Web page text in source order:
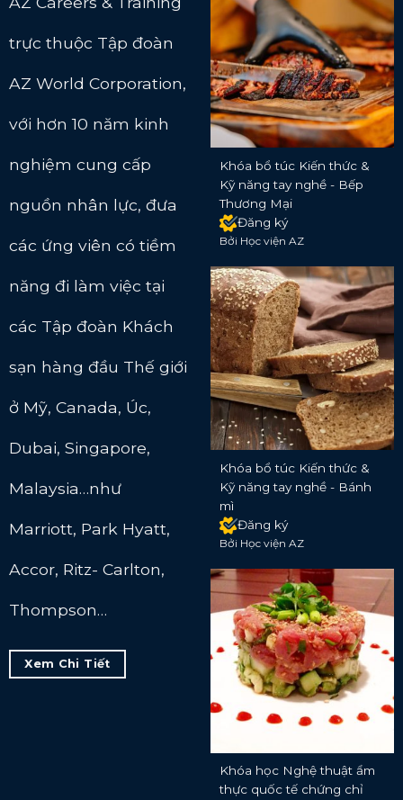
trực thuộc Tập đoàn
AZ World Corporation,
với hơn 10 năm kinh
nghiệm cung cấp
nguồn nhân lực, đưa
các ứng viên có tiềm
năng đi làm việc tại
các Tập đoàn Khách
sạn hàng đầu Thế giới
ở Mỹ, Canada, Úc,
Dubai, Singapore,
Malaysia…như
Marriott, Park Hyatt,
Accor, Ritz- Carlton,
Thompson…
Xem Chi Tiết
Khóa bổ túc Kiến thức &
Kỹ năng tay nghề - Bếp
Thương Mại
Đăng ký
Bởi Học viện AZ
Khóa bổ túc Kiến thức &
Kỹ năng tay nghề - Bánh
mì
Đăng ký
Bởi Học viện AZ
Khóa học Nghệ thuật ẩm
thực quốc tế chứng chỉ